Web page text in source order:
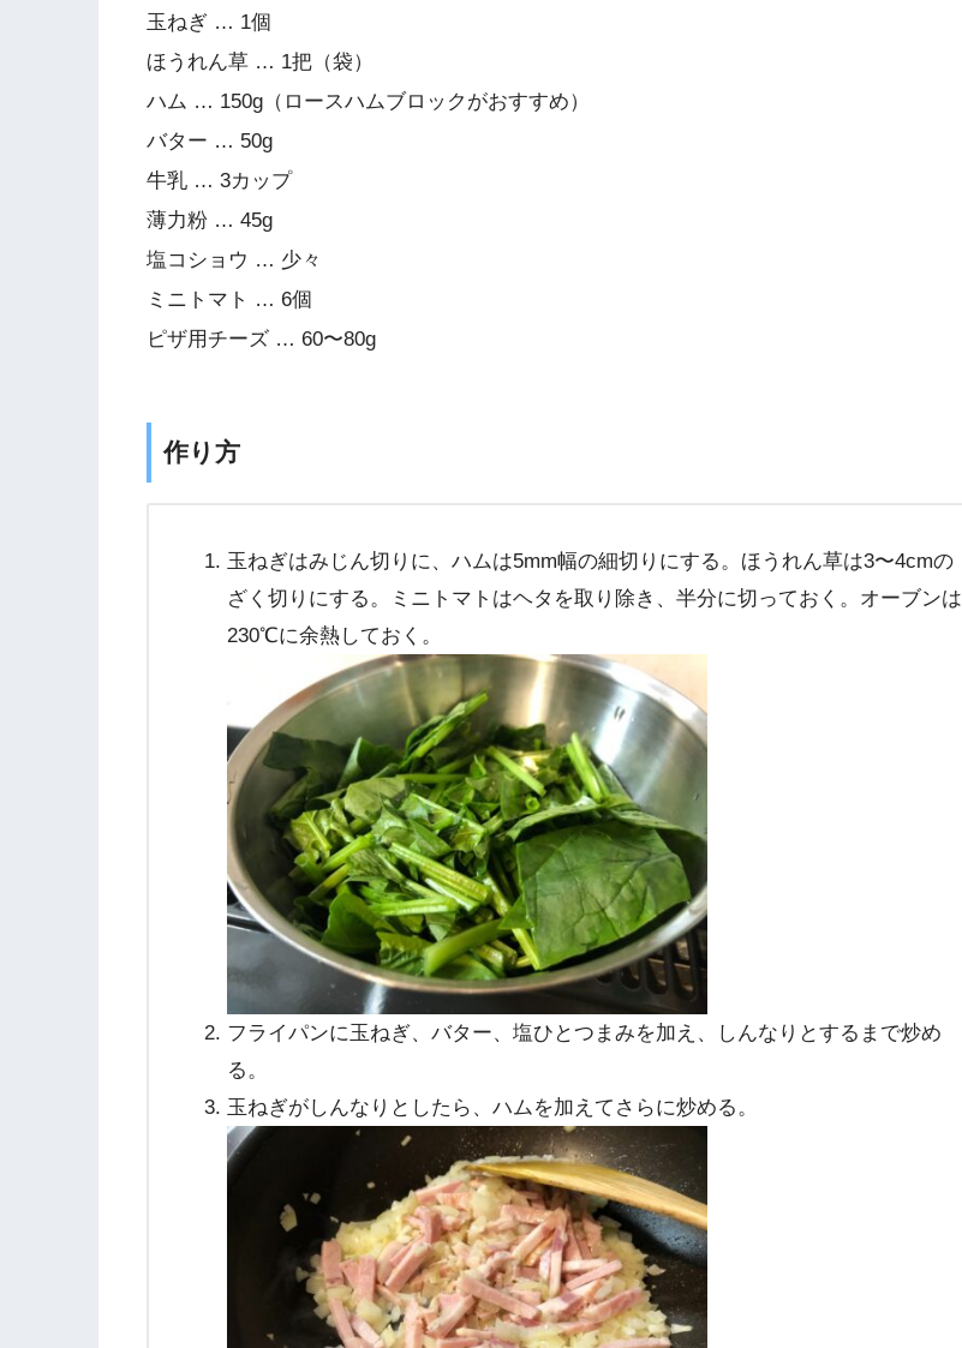
玉ねぎ … 1個
ほうれん草 … 1把（袋）
ハム … 150g（ロースハムブロックがおすすめ）
バター … 50g
牛乳 … 3カップ
薄力粉 … 45g
塩コショウ … 少々
ミニトマト … 6個
ピザ用チーズ … 60〜80g
作り方
玉ねぎはみじん切りに、ハムは5mm幅の細切りにする。ほうれん草は3〜4cmの
ざく切りにする。ミニトマトはヘタを取り除き、半分に切っておく。オーブンは
230℃に余熱しておく。
フライパンに玉ねぎ、バター、塩ひとつまみを加え、しんなりとするまで炒め
る。
玉ねぎがしんなりとしたら、ハムを加えてさらに炒める。